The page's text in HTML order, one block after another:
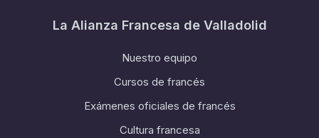
La Alianza Francesa de Valladolid
Nuestro equipo
Cursos de francés
Exámenes oficiales de francés
Cultura francesa